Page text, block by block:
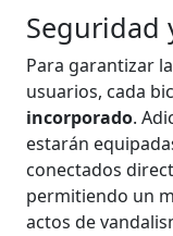
Seguridad
Para garantizar
usuarios, cada
incorporado.
estarán
conectados
permitiendo un
actos de